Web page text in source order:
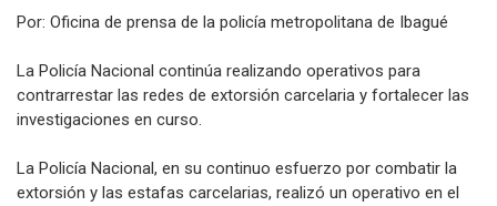
Por: Oficina de prensa de la policía metropolitana de Ibagué
La Policía Nacional continúa realizando operativos para
contrarrestar las redes de extorsión carcelaria y fortalecer las
investigaciones en curso.
La Policía Nacional, en su continuo esfuerzo por combatir la
extorsión y las estafas carcelarias, realizó un operativo en el